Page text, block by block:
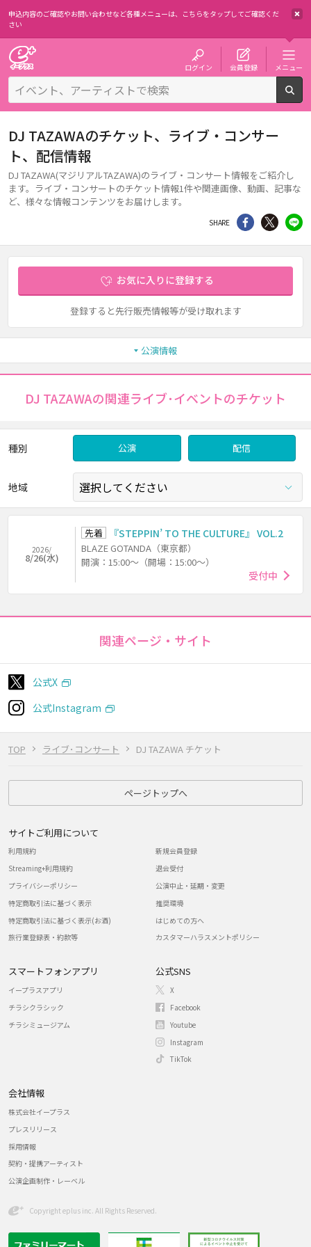
申込内容のご確認やお問い合わせなど各種メニューは、 こちらをタップしてご確認くだ
さい
ログイン 会員登録 メニュー
TOP ライブ･コンサート DJ TAZAWA チケット
DJ TAZAWAのチケット、ライブ・コンサー
ト、配信情報
DJ TAZAWA(マジリアルTAZAWA)のライブ・コンサート情報をご紹介し
ます。ライブ・コンサートのチケット情報1件や関連画像、動画、記事な
ど、様々な情報コンテンツをお届けします。
SHARE シェア Twitter
お気に入りに登録する
登録すると先行販売情報等が受け取れます
公演情報
DJ TAZAWAの関連ライブ･イベントのチケット
種別 公演 配信
地域
2026/
8/26(水)
先着 『STEPPIN’ TO THE CULTURE』 VOL.2
BLAZE GOTANDA（東京都）
開演：15:00～（開場：15:00～）
受付中
関連ページ・サイト
公式X
公式Instagram
ページトップへ
サイトご利用について
利用規約
Streaming+利用規約
プライバシーポリシー
特定商取引法に基づく表示
特定商取引法に基づく表示(お酒)
旅行業登録表・約款等
新規会員登録
退会受付
公演中止・延期・変更
推奨環境
はじめての方へ
カスタマーハラスメントポリシー
スマートフォンアプリ
イープラスアプリ
チラシクラシック
チラシミュージアム
公式SNS
X
Facebook
Youtube
Instagram
TikTok
会社情報
株式会社イープラス
プレスリリース
採用情報
契約・提携アーティスト
公演企画制作・レーベル
Copyright eplus inc. All Rights Reserved.